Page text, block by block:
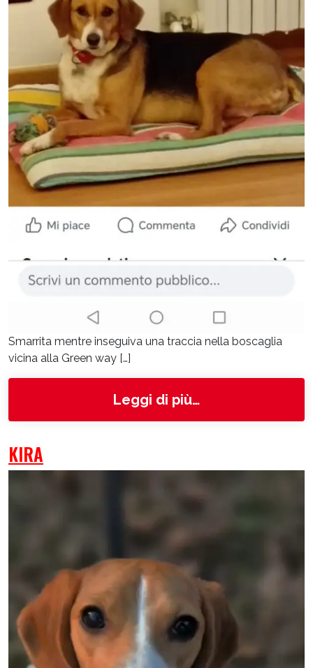
Smarrita mentre inseguiva una traccia nella boscaglia
vicina alla Green way […]
Leggi di più…from Bella
KIRA